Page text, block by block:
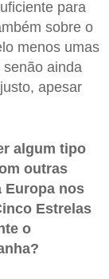
para
sobre o
menos umas
ainda
apesar
algum tipo
outras
Europa nos
Estrelas
o